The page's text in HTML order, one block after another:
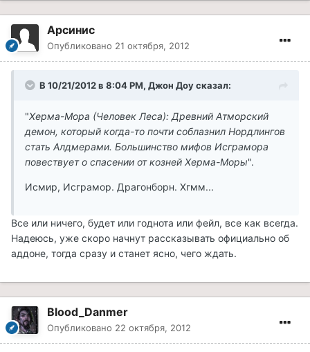
Арсинис
Опубликовано 21 октября, 2012
В 10/21/2012 в 8:04 PM, Джон Доу сказал:
"Херма-Мора (Человек Леса): Древний Атморский
демон, который когда-то почти соблазнил Нордлингов
стать Алдмерами. Большинство мифов Исграмора
повествует о спасении от козней Херма-Моры".
Исмир, Исграмор. Драгонборн. Хгмм...
Все или ничего, будет или годнота или фейл, все как всегда.
Надеюсь, уже скоро начнут рассказывать официально об
аддоне, тогда сразу и станет ясно, чего ждать.
Blood_Danmer
Опубликовано 22 октября, 2012